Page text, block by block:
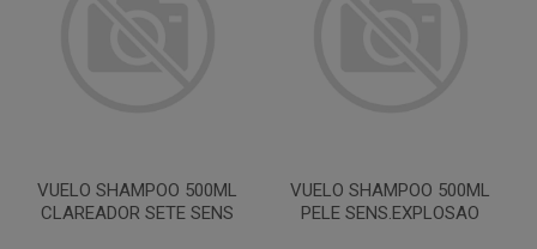
VUELO SHAMPOO 500ML
CLAREADOR SETE SENS
VUELO SHAMPOO 500ML
PELE SENS.EXPLOSAO